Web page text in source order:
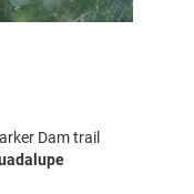
Dam trail